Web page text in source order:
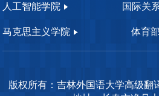
人工智能学院 国际关
马克思主义学院 体育部
版权所有：吉林外国语大学高级翻